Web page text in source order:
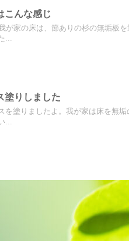
こんな感じ
家の床は、節ありの杉の無垢板
...
塗りしました
を塗りましたよ。我が家は床を無
...